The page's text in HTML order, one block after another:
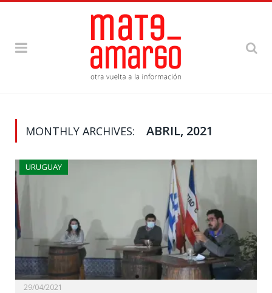
MONTHLY ARCHIVES: ABRIL, 2021
URUGUAY
29/04/2021